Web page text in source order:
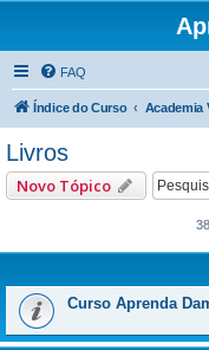
FAQ
Índice do Curso
Livros
Novo Tópico
Curso Aprenda